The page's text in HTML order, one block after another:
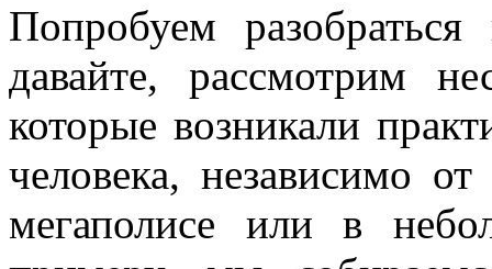
Попробуем
давайте, рассмотрим
которые возникали
человека, независимо
мегаполисе или в